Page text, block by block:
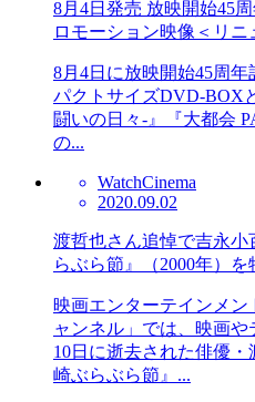
8月4日発売 放映開始45
ロモーション映像＜リニ
8月4日に放映開始45周
パクトサイズDVD-BOX
闘いの日々-』『大都会
の...
WatchCinema
2020.09.02
渡哲也さん追悼で吉永
らぶら節』（2000年）
映画エンターテインメン
ャンネル」では、映画や
10日に逝去された俳優
崎ぶらぶら節』...